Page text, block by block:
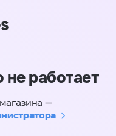
работает
—